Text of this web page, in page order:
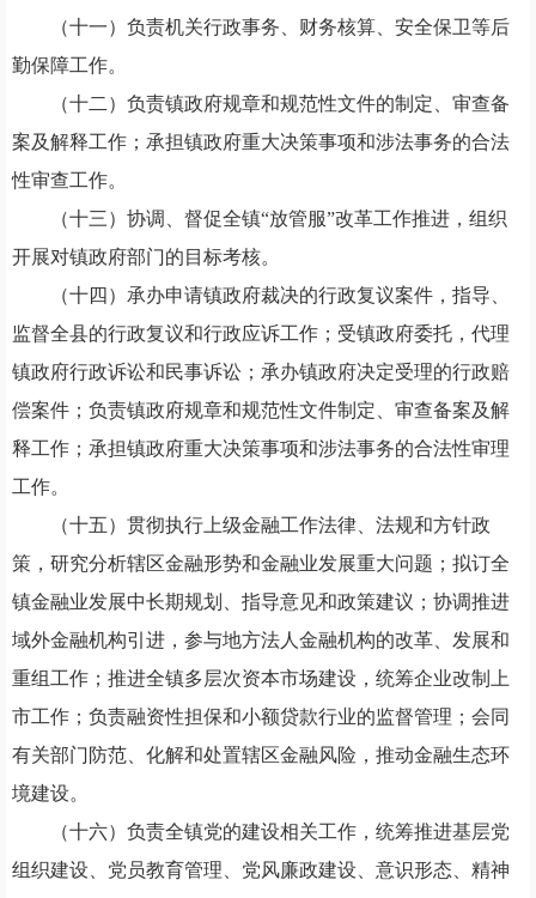
（十一）负责机关行政事务、财务核算、安全保卫等后
勤保障工作。
（十二）负责镇政府规章和规范性文件的制定、审查备
案及解释工作；承担镇政府重大决策事项和涉法事务的合法
性审查工作。
（十三）协调、督促全镇“放管服”改革工作推进，组织
开展对镇政府部门的目标考核。
（十四）承办申请镇政府裁决的行政复议案件，指导、
监督全县的行政复议和行政应诉工作；受镇政府委托，代理
镇政府行政诉讼和民事诉讼；承办镇政府决定受理的行政赔
偿案件；负责镇政府规章和规范性文件制定、审查备案及解
释工作；承担镇政府重大决策事项和涉法事务的合法性审理
工作。
（十五）贯彻执行上级金融工作法律、法规和方针政
策，研究分析辖区金融形势和金融业发展重大问题；拟订全
镇金融业发展中长期规划、指导意见和政策建议；协调推进
域外金融机构引进，参与地方法人金融机构的改革、发展和
重组工作；推进全镇多层次资本市场建设，统筹企业改制上
市工作；负责融资性担保和小额贷款行业的监督管理；会同
有关部门防范、化解和处置辖区金融风险，推动金融生态环
境建设。
（十六）负责全镇党的建设相关工作，统筹推进基层党
组织建设、党员教育管理、党风廉政建设、意识形态、精神